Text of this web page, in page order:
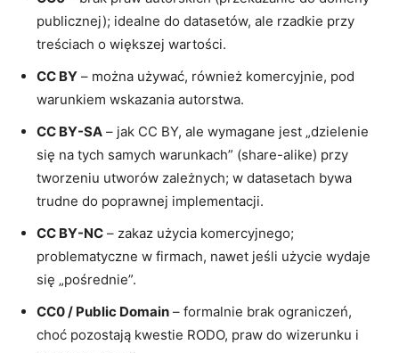
publicznej); idealne do datasetów, ale rzadkie przy
treściach o większej wartości.
CC BY – można używać, również komercyjnie, pod
warunkiem wskazania autorstwa.
CC BY-SA – jak CC BY, ale wymagane jest „dzielenie
się na tych samych warunkach” (share-alike) przy
tworzeniu utworów zależnych; w datasetach bywa
trudne do poprawnej implementacji.
CC BY-NC – zakaz użycia komercyjnego;
problematyczne w firmach, nawet jeśli użycie wydaje
się „pośrednie”.
CC0 / Public Domain – formalnie brak ograniczeń,
choć pozostają kwestie RODO, praw do wizerunku i